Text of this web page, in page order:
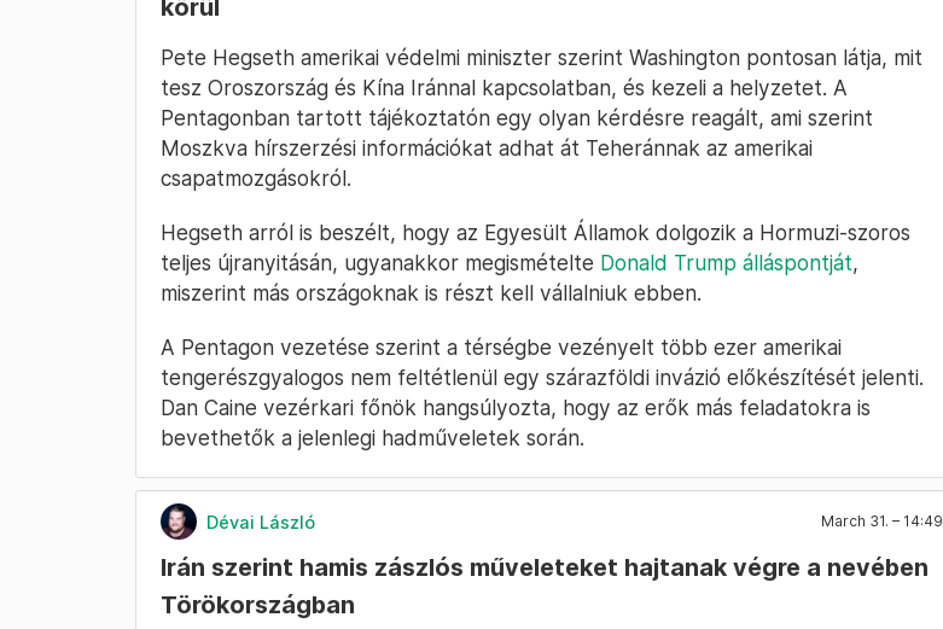
körül
Pete Hegseth amerikai védelmi miniszter szerint Washington pontosan látja, mit
tesz Oroszország és Kína Iránnal kapcsolatban, és kezeli a helyzetet. A
Pentagonban tartott tájékoztatón egy olyan kérdésre reagált, ami szerint
Moszkva hírszerzési információkat adhat át Teheránnak az amerikai
csapatmozgásokról.
Hegseth arról is beszélt, hogy az Egyesült Államok dolgozik a Hormuzi-szoros
teljes újranyitásán, ugyanakkor megismételte Donald Trump álláspontját,
miszerint más országoknak is részt kell vállalniuk ebben.
A Pentagon vezetése szerint a térségbe vezényelt több ezer amerikai
tengerészgyalogos nem feltétlenül egy szárazföldi invázió előkészítését jelenti.
Dan Caine vezérkari főnök hangsúlyozta, hogy az erők más feladatokra is
bevethetők a jelenlegi hadműveletek során.
Dévai László March 31. – 14:49
Irán szerint hamis zászlós műveleteket hajtanak végre a nevében
Törökországban